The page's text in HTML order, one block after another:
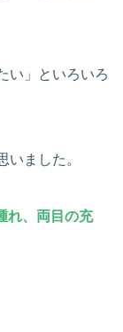
い」といろいろ
いました。
れ、 両目の充